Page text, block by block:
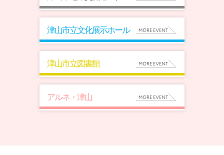
津山市立文化展示ホール
津山市立図書館
アルネ・津山